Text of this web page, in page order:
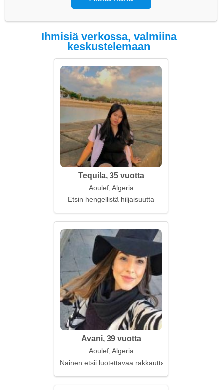
Ihmisiä verkossa, valmiina
keskustelemaan
Tequila, 35 vuotta
Aoulef, Algeria
Etsin hengellistä hiljaisuutta
Avani, 39 vuotta
Aoulef, Algeria
Nainen etsii luotettavaa rakkautta